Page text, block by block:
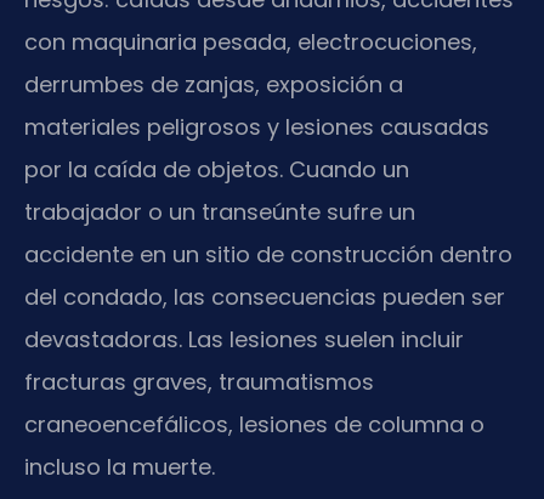
con maquinaria pesada, electrocuciones,
derrumbes de zanjas, exposición a
materiales peligrosos y lesiones causadas
por la caída de objetos. Cuando un
trabajador o un transeúnte sufre un
accidente en un sitio de construcción dentro
del condado, las consecuencias pueden ser
devastadoras. Las lesiones suelen incluir
fracturas graves, traumatismos
craneoencefálicos, lesiones de columna o
incluso la muerte.